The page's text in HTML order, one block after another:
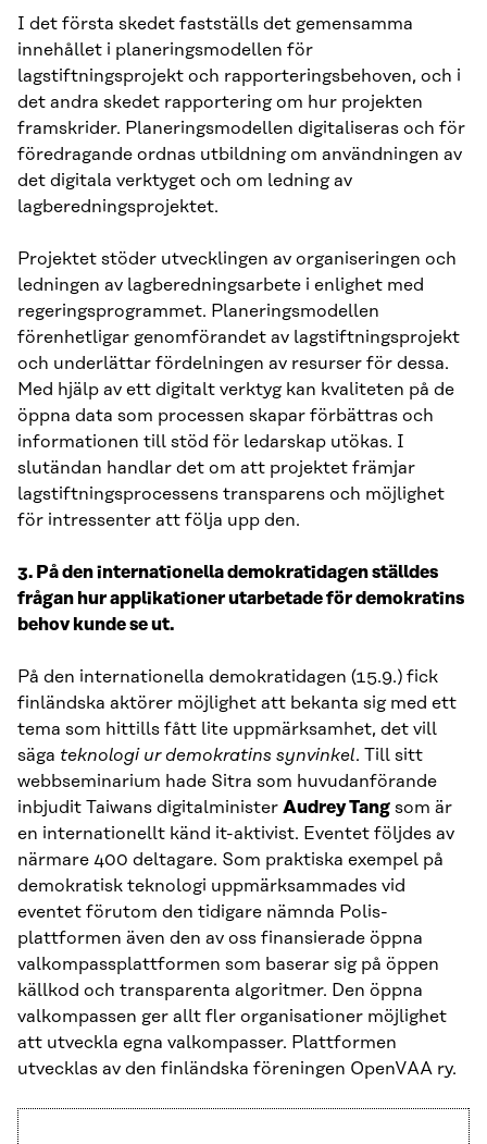
I det första skedet fastställs det gemensamma
innehållet i planeringsmodellen för
lagstiftningsprojekt och rapporteringsbehoven, och i
det andra skedet rapportering om hur projekten
framskrider. Planeringsmodellen digitaliseras och för
föredragande ordnas utbildning om användningen av
det digitala verktyget och om ledning av
lagberedningsprojektet.
Projektet stöder utvecklingen av organiseringen och
ledningen av lagberedningsarbete i enlighet med
regeringsprogrammet. Planeringsmodellen
förenhetligar genomförandet av lagstiftningsprojekt
och underlättar fördelningen av resurser för dessa.
Med hjälp av ett digitalt verktyg kan kvaliteten på de
öppna data som processen skapar förbättras och
informationen till stöd för ledarskap utökas. I
slutändan handlar det om att projektet främjar
lagstiftningsprocessens transparens och möjlighet
för intressenter att följa upp den.
3. På den internationella demokratidagen ställdes
frågan hur applikationer utarbetade för demokratins
behov kunde se ut.
På den internationella demokratidagen (15.9.) fick
finländska aktörer möjlighet att bekanta sig med ett
tema som hittills fått lite uppmärksamhet, det vill
säga teknologi ur demokratins synvinkel. Till sitt
webbseminarium hade Sitra som huvudanförande
inbjudit Taiwans digitalminister Audrey Tang som är
en internationellt känd it-aktivist. Eventet följdes av
närmare 400 deltagare. Som praktiska exempel på
demokratisk teknologi uppmärksammades vid
eventet förutom den tidigare nämnda Polis-
plattformen även den av oss finansierade öppna
valkompassplattformen som baserar sig på öppen
källkod och transparenta algoritmer. Den öppna
valkompassen ger allt fler organisationer möjlighet
att utveckla egna valkompasser. Plattformen
utvecklas av den finländska föreningen OpenVAA ry.